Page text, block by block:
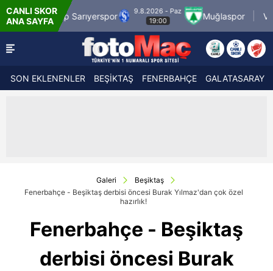
CANLI SKOR
ANA SAYFA
9.8.2026 - Paz
19:00
Muğlaspor Vanspor
9.8.2026 - Paz
21:30
SON EKLENENLER BEŞİKTAŞ FENERBAHÇE GALATASARAY
Galeri
Beşiktaş
Fenerbahçe - Beşiktaş derbisi öncesi Burak Yılmaz'dan çok özel
hazırlık!
Fenerbahçe - Beşiktaş
derbisi öncesi Burak